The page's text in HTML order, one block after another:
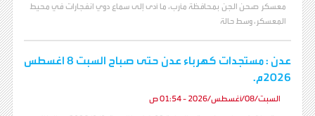
معسكر صحن الجن بمحافظة مأرب، ما أدى إلى سماع دوي انفجارات في محيط
المعسكر، وسط حالة
عدن : مستجدات كهرباء عدن حتى صباح السبت 8 اغسطس
2026م.
السبت/08/أغسطس/2026 - 01:54 ص